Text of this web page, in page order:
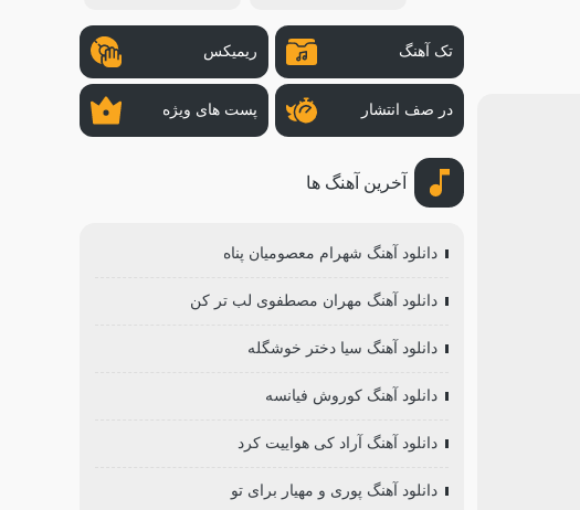
تک آهنگ ریمیکس
در صف انتشار پست های ویژه
آخرین آهنگ ها
دانلود آهنگ شهرام معصومیان پناه
دانلود آهنگ مهران مصطفوی لب تر کن
دانلود آهنگ سیا دختر خوشگله
دانلود آهنگ کوروش فیانسه
دانلود آهنگ آراد کی هواییت کرد
دانلود آهنگ پوری و مهیار برای تو